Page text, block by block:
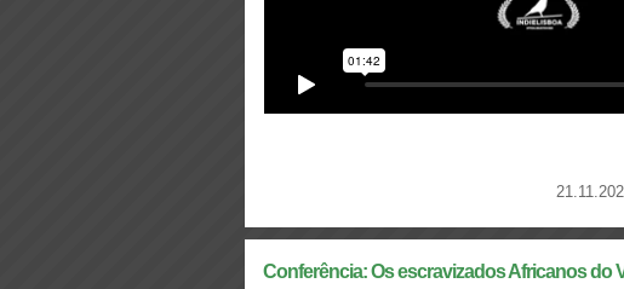
Conferência: Os escravizados Africanos do